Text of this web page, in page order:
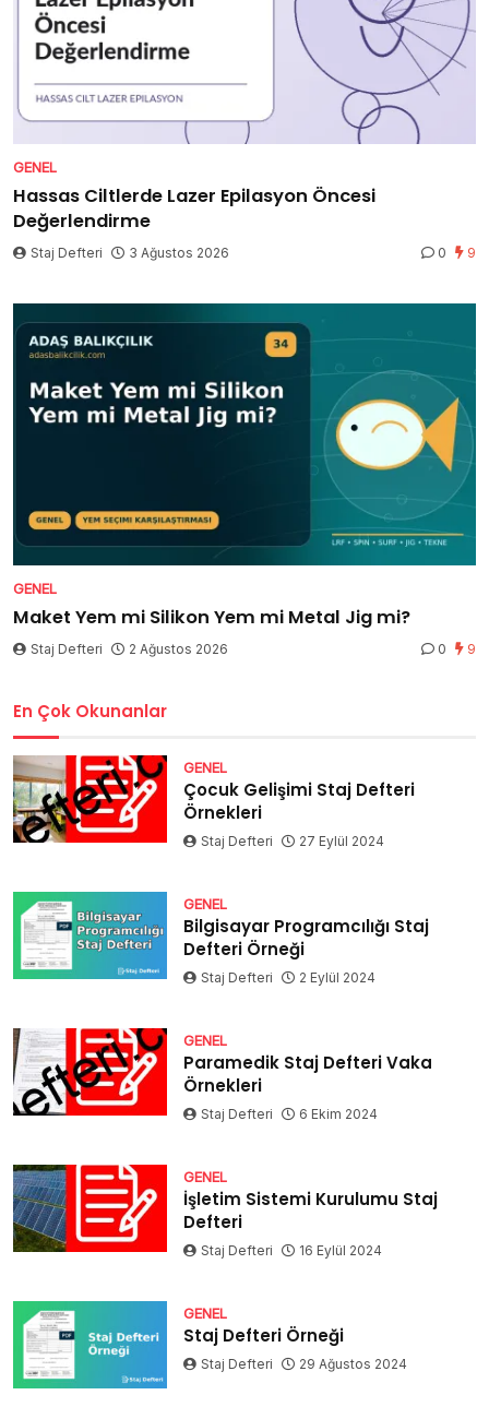
GENEL
Hassas Ciltlerde Lazer Epilasyon Öncesi
Değerlendirme
Staj Defteri 3 Ağustos 2026 0 9
GENEL
Maket Yem mi Silikon Yem mi Metal Jig mi?
Staj Defteri 2 Ağustos 2026 0 9
En Çok Okunanlar
GENEL
Çocuk Gelişimi Staj Defteri
Örnekleri
Staj Defteri 27 Eylül 2024
GENEL
Bilgisayar Programcılığı Staj
Defteri Örneği
Staj Defteri 2 Eylül 2024
GENEL
Paramedik Staj Defteri Vaka
Örnekleri
Staj Defteri 6 Ekim 2024
GENEL
İşletim Sistemi Kurulumu Staj
Defteri
Staj Defteri 16 Eylül 2024
GENEL
Staj Defteri Örneği
Staj Defteri 29 Ağustos 2024